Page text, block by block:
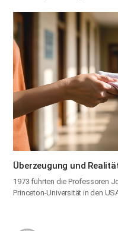
Überzeugung und
1973 führten die Professoren
Princeton-Universität in den